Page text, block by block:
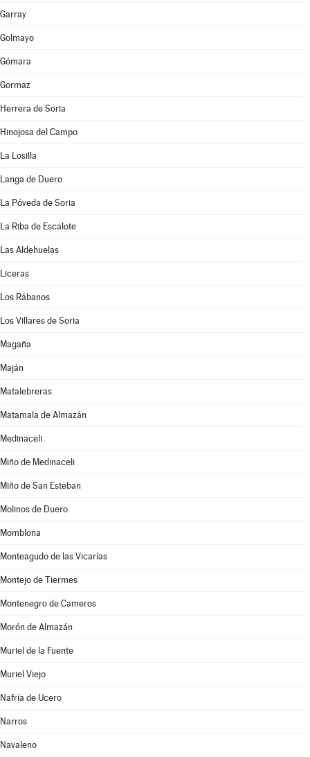
Garray
Golmayo
Gómara
Gormaz
Herrera de Soria
Hinojosa del Campo
La Losilla
Langa de Duero
La Póveda de Soria
La Riba de Escalote
Las Aldehuelas
Liceras
Los Rábanos
Los Villares de Soria
Magaña
Maján
Matalebreras
Matamala de Almazán
Medinaceli
Miño de Medinaceli
Miño de San Esteban
Molinos de Duero
Momblona
Monteagudo de las Vicarías
Montejo de Tiermes
Montenegro de Cameros
Morón de Almazán
Muriel de la Fuente
Muriel Viejo
Nafría de Ucero
Narros
Navaleno